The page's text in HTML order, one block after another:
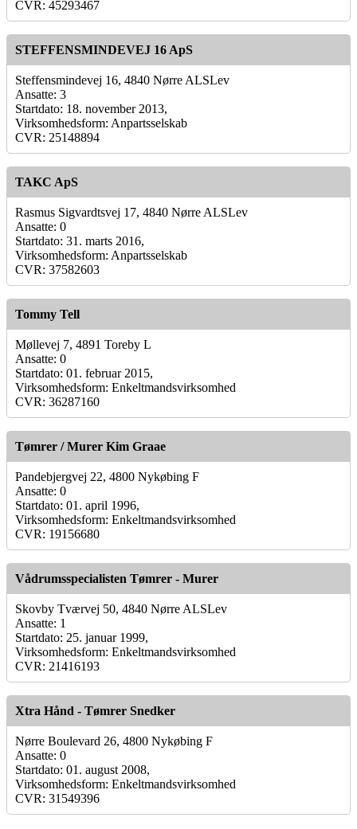
CVR: 45293467
STEFFENSMINDEVEJ 16 ApS
Steffensmindevej 16, 4840 Nørre ALSLev
Ansatte: 3
Startdato: 18. november 2013,
Virksomhedsform: Anpartsselskab
CVR: 25148894
TAKC ApS
Rasmus Sigvardtsvej 17, 4840 Nørre ALSLev
Ansatte: 0
Startdato: 31. marts 2016,
Virksomhedsform: Anpartsselskab
CVR: 37582603
Tommy Tell
Møllevej 7, 4891 Toreby L
Ansatte: 0
Startdato: 01. februar 2015,
Virksomhedsform: Enkeltmandsvirksomhed
CVR: 36287160
Tømrer / Murer Kim Graae
Pandebjergvej 22, 4800 Nykøbing F
Ansatte: 0
Startdato: 01. april 1996,
Virksomhedsform: Enkeltmandsvirksomhed
CVR: 19156680
Vådrumsspecialisten Tømrer - Murer
Skovby Tværvej 50, 4840 Nørre ALSLev
Ansatte: 1
Startdato: 25. januar 1999,
Virksomhedsform: Enkeltmandsvirksomhed
CVR: 21416193
Xtra Hånd - Tømrer Snedker
Nørre Boulevard 26, 4800 Nykøbing F
Ansatte: 0
Startdato: 01. august 2008,
Virksomhedsform: Enkeltmandsvirksomhed
CVR: 31549396